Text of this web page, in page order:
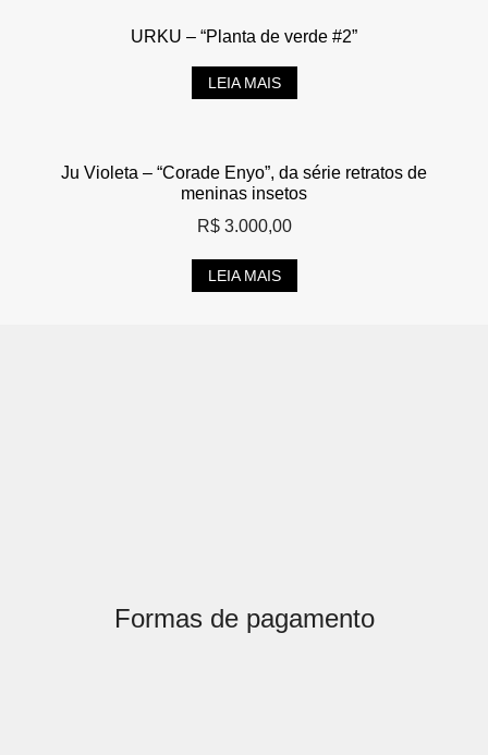
URKU – “Planta de verde #2”
LEIA MAIS
Ju Violeta – “Corade Enyo”, da série retratos de
meninas insetos
R$3.000,00
LEIA MAIS
Formas de pagamento